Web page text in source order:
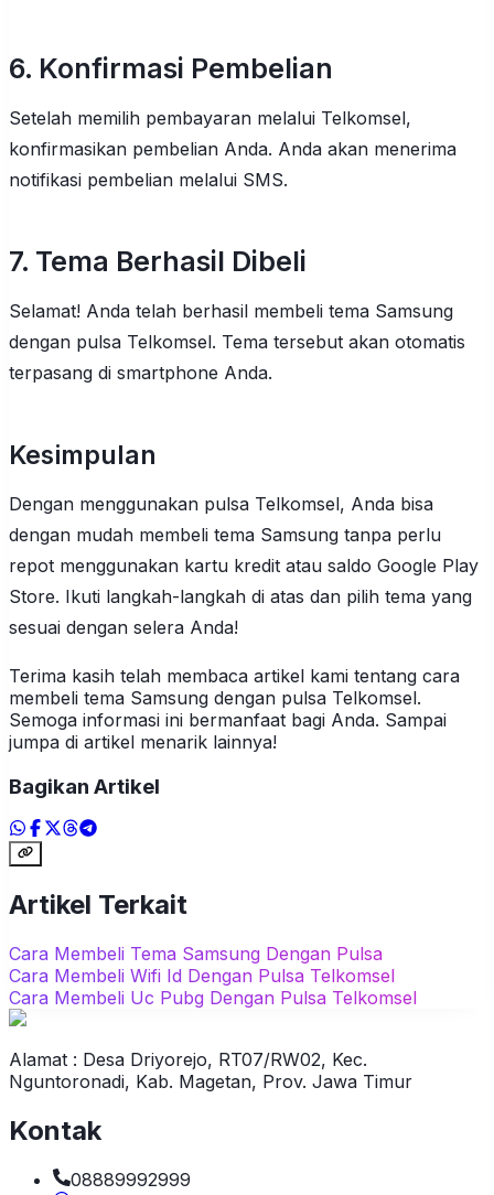
6. Konfirmasi Pembelian
Setelah memilih pembayaran melalui Telkomsel,
konfirmasikan pembelian Anda. Anda akan menerima
notifikasi pembelian melalui SMS.
7. Tema Berhasil Dibeli
Selamat! Anda telah berhasil membeli tema Samsung
dengan pulsa Telkomsel. Tema tersebut akan otomatis
terpasang di smartphone Anda.
Kesimpulan
Dengan menggunakan pulsa Telkomsel, Anda bisa
dengan mudah membeli tema Samsung tanpa perlu
repot menggunakan kartu kredit atau saldo Google Play
Store. Ikuti langkah-langkah di atas dan pilih tema yang
sesuai dengan selera Anda!
Terima kasih telah membaca artikel kami tentang cara
membeli tema Samsung dengan pulsa Telkomsel.
Semoga informasi ini bermanfaat bagi Anda. Sampai
jumpa di artikel menarik lainnya!
Bagikan Artikel
Artikel Terkait
Cara Membeli Tema Samsung Dengan Pulsa
Cara Membeli Wifi Id Dengan Pulsa Telkomsel
Cara Membeli Uc Pubg Dengan Pulsa Telkomsel
Alamat : Desa Driyorejo, RT07/RW02, Kec.
Nguntoronadi, Kab. Magetan, Prov. Jawa Timur
Kontak
08889992999